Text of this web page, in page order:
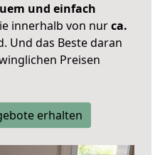
und einfach
innerhalb von nurca.
Und das Beste daran
Preisen
erhalten